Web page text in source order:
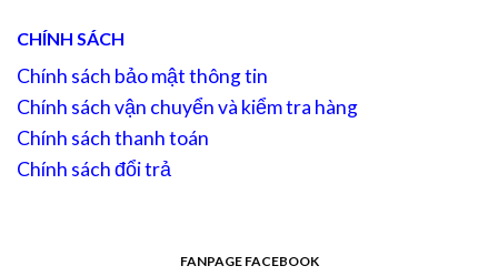
CHÍNH SÁCH
Chính sách bảo mật thông tin
Chính sách vận chuyển và kiểm tra hàng
Chính sách thanh toán
Chính sách đổi trả
FANPAGE FACEBOOK